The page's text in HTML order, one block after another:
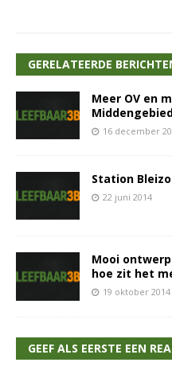
GERELATEERDE
Meer OV en
16 december
Station Bleizo
22 juni 2014
Mooi
hoe zit het
19 oktober 2014
GEEF ALS EERSTE EEN